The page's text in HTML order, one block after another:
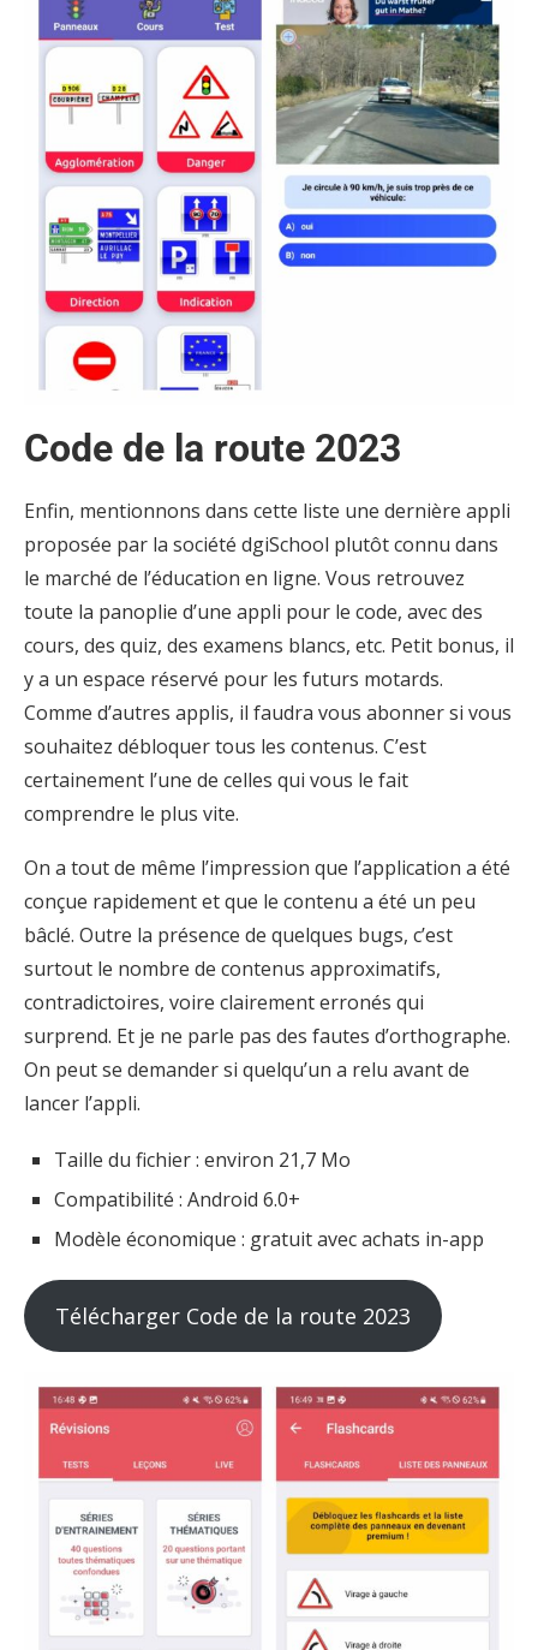
Code de la route 2023
Enfin, mentionnons dans cette liste une dernière appli
proposée par la société dgiSchool plutôt connu dans
le marché de l’éducation en ligne. Vous retrouvez
toute la panoplie d’une appli pour le code, avec des
cours, des quiz, des examens blancs, etc. Petit bonus, il
y a un espace réservé pour les futurs motards.
Comme d’autres applis, il faudra vous abonner si vous
souhaitez débloquer tous les contenus. C’est
certainement l’une de celles qui vous le fait
comprendre le plus vite.
On a tout de même l’impression que l’application a été
conçue rapidement et que le contenu a été un peu
bâclé. Outre la présence de quelques bugs, c’est
surtout le nombre de contenus approximatifs,
contradictoires, voire clairement erronés qui
surprend. Et je ne parle pas des fautes d’orthographe.
On peut se demander si quelqu’un a relu avant de
lancer l’appli.
Taille du fichier : environ 21,7 Mo
Compatibilité : Android 6.0+
Modèle économique : gratuit avec achats in-app
Télécharger Code de la route 2023